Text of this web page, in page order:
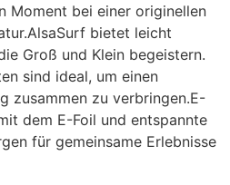
Moment bei einer originellen
bietet leicht
Groß und Klein begeistern.
sind ideal, um einen
zusammen zu verbringen.E-
dem E-Foil und entspannte
für gemeinsame Erlebnisse